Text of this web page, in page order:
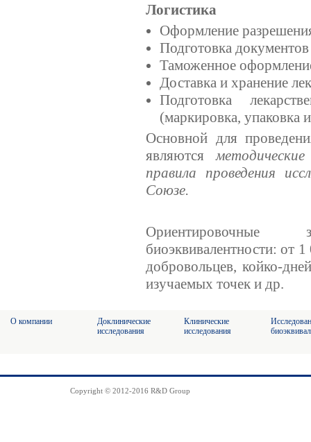
Логистика
Оформление
Подготовка
Таможенное
Доставка и хранение
Подготовка
(маркировка, упаковка
Основной для
являются
правила проведения
Союзе.
биоэквивалентности: от
добровольцев, койко-
изучаемых точек и др.
О компании
Доклинические
исследования
Клинические
исследования
Copyright © 2012-2016 R&D Group